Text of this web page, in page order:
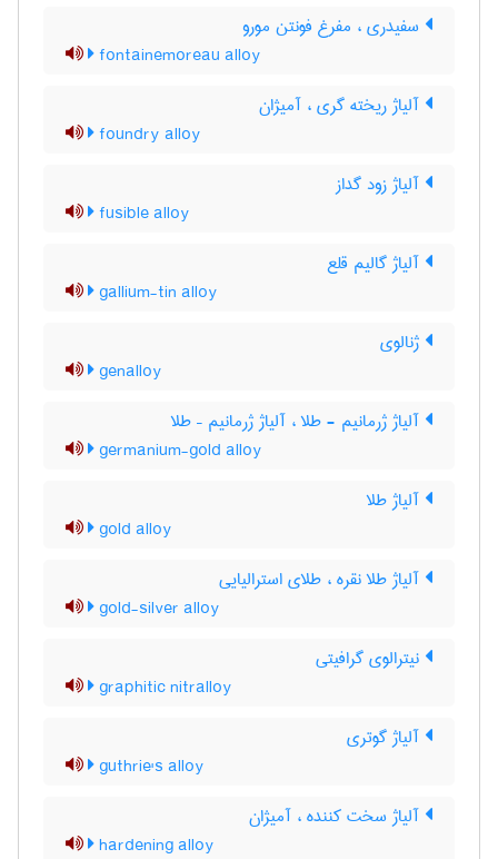
سفیدری ، مفرغ فونتن مورو
fontainemoreau alloy
آلیاژ ریخته گری ، آمیژان
foundry alloy
آلیاژ زود گداز
fusible alloy
آلیاژ گالیم قلع
gallium-tin alloy
ژنالوی
genalloy
آلیاژ ژرمانیم - طلا ، آلیاژ ژرمانیم – طلا
germanium-gold alloy
آلیاژ طلا
gold alloy
آلیاژ طلا نقره ، طلای استرالیایی
gold-silver alloy
نیترالوی گرافیتی
graphitic nitralloy
آلیاژ گوتری
guthrie's alloy
آلیاژ سخت کننده ، آمیژان
hardening alloy